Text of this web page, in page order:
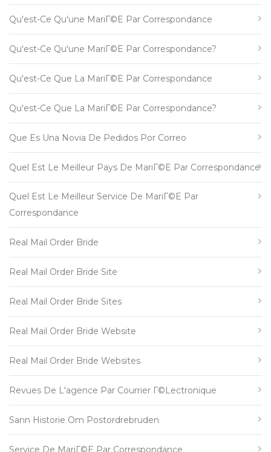
Qu'est-Ce Qu'une MariГ©e Par Correspondance
Qu'est-Ce Qu'une MariГ©e Par Correspondance?
Qu'est-Ce Que La MariГ©e Par Correspondance
Qu'est-Ce Que La MariГ©e Par Correspondance?
Que Es Una Novia De Pedidos Por Correo
Quel Est Le Meilleur Pays De MariГ©e Par Correspondance
Quel Est Le Meilleur Service De MariГ©e Par
Correspondance
Real Mail Order Bride
Real Mail Order Bride Site
Real Mail Order Bride Sites
Real Mail Order Bride Website
Real Mail Order Bride Websites
Revues De L'agence Par Courrier Г©lectronique
Sann Historie Om Postordrebruden
Service De MariГ©e Par Correspondance